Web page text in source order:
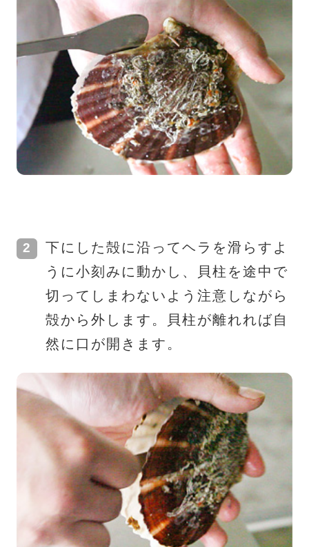
下にした殻に沿ってヘラを滑らすよ
うに小刻みに動かし、貝柱を途中で
切ってしまわないよう注意しながら
殻から外します。貝柱が離れれば自
然に口が開きます。